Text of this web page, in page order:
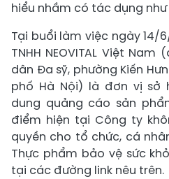
hiểu nhầm có tác dụng
Tại buổi làm việc ngày 14/
TNHH NEOVITAL Việt
dân Đa sỹ, phường Kiến
phố Hà Nội) là đơn vị sở
dung quảng cáo sản
điểm hiện tại Công ty
quyền cho tổ chức, cá
Thực phẩm bảo vệ sức khỏe
tại các đường link nêu trên.